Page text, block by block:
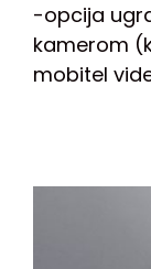
-opcija
kamerom
mobitel